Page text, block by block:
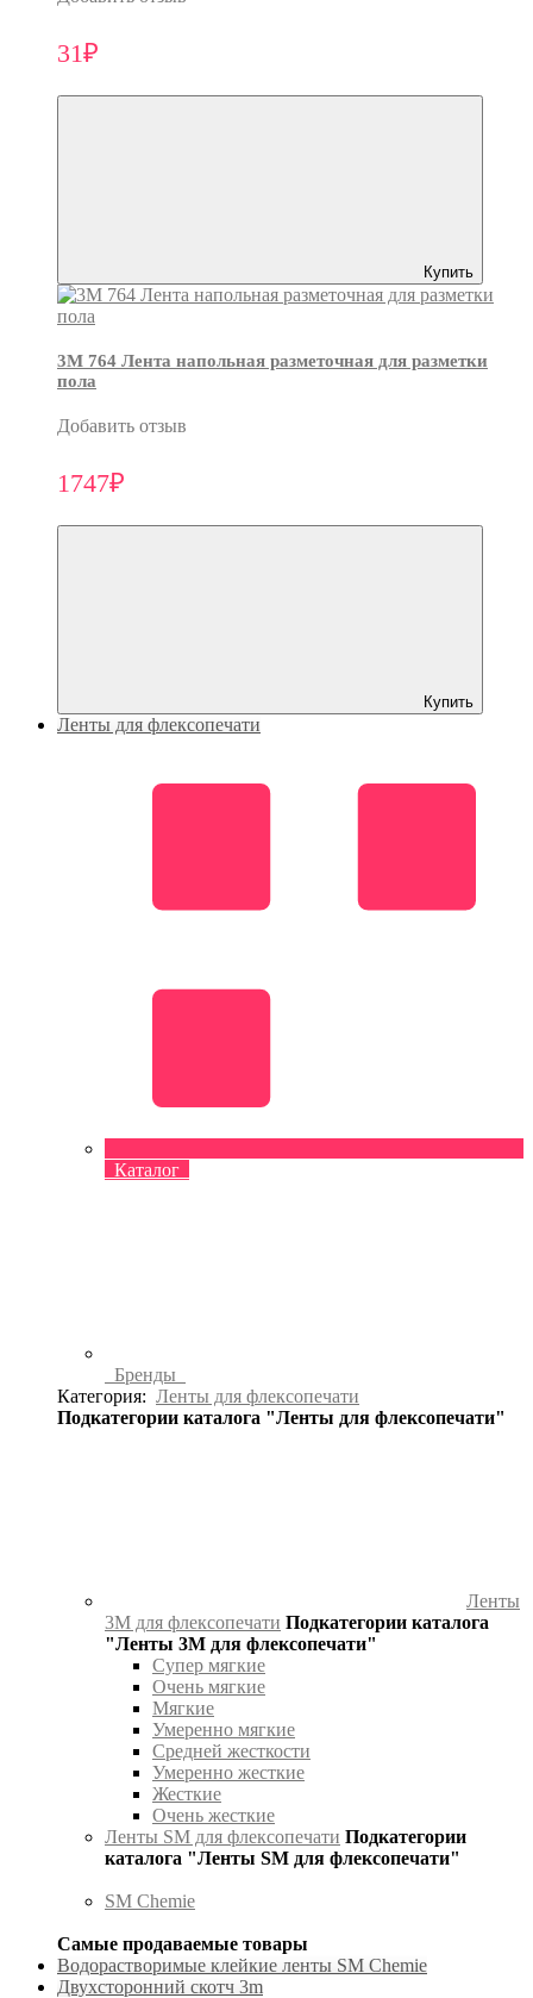
31₽
Купить
3M 764 Лента напольная разметочная для разметки
пола
Добавить отзыв
1747₽
Купить
Ленты для флексопечати
Каталог
Бренды
Категория: Ленты для флексопечати
Подкатегории каталога "Ленты для флексопечати"
Ленты
3М для флексопечати Подкатегории каталога
"Ленты 3М для флексопечати"
Супер мягкие
Очень мягкие
Мягкие
Умеренно мягкие
Средней жесткости
Умеренно жесткие
Жесткие
Очень жесткие
Ленты SM для флексопечати Подкатегории
каталога "Ленты SM для флексопечати"
SM Chemie
Самые продаваемые товары
Водорастворимые клейкие ленты SM Chemie
Двухсторонний скотч 3m